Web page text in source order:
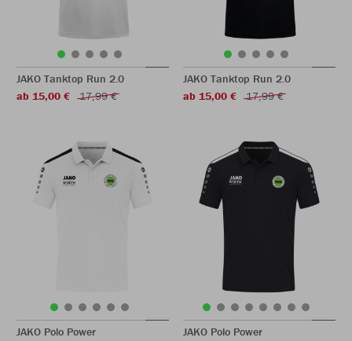
JAKO Tanktop Run 2.0
ab 15,00 €
17,99 €
JAKO Tanktop Run 2.0
ab 15,00 €
17,99 €
JAKO Polo Power
JAKO Polo Power